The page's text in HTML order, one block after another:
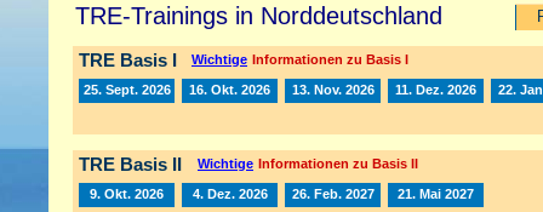
TRE-Trainings in Norddeutschland
TRE Basis I Wichtige Informationen zu Basis I
25. Sept. 2026 16. Okt. 2026 13. Nov. 2026 11. Dez. 2026 22.
TRE Basis II Wichtige Informationen zu Basis II
9. Okt. 2026 4. Dez. 2026 26. Feb. 2027 21. Mai 2027